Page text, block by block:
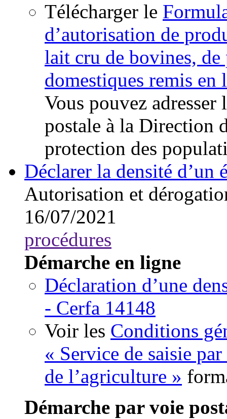
Télécharger le
d’autorisation de
lait cru de bovines, de
domestiques remis en
Vous pouvez adresser
postale à la Direction
protection des
Déclarer la densité d’un
Autorisation et
16/07/2021
procédures
Démarche en ligne
Déclaration d’une
- Cerfa 14148
Voir les Conditions
« Service de saisie
de l’agriculture »
Démarche par voie